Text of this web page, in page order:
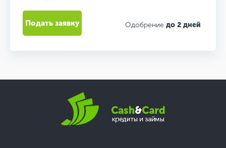
Одобрение до 2 дней
Подать заявку